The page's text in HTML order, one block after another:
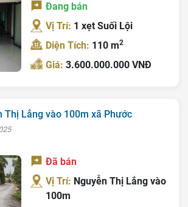
Đang bán
Vị Trí: 1 xẹt Suối Lội
Diện Tích: 110 m2
Giá:3.600.000.000 VNĐ
Thị Lắng vào 100m xã Phước
Đã bán
Vị Trí: Nguyễn Thị Lắng vào
100m